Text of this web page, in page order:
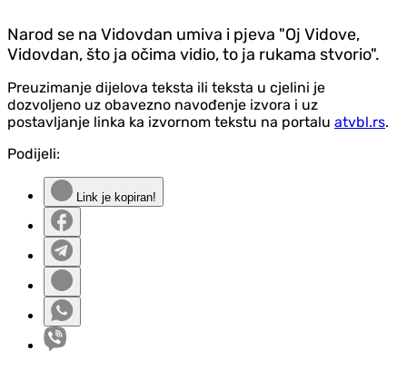
Narod se na Vidovdan umiva i pjeva "Oj Vidove,
Vidovdan, što ja očima vidio, to ja rukama stvorio".
Preuzimanje dijelova teksta ili teksta u cjelini je
dozvoljeno uz obavezno navođenje izvora i uz
postavljanje linka ka izvornom tekstu na portalu atvbl.rs.
Podijeli:
Link je kopiran!